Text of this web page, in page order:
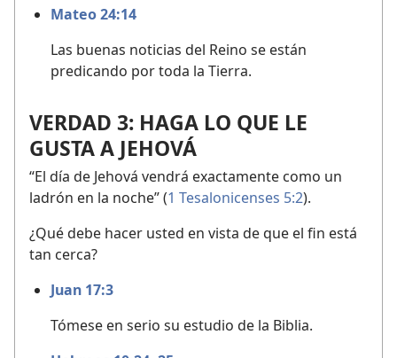
Mateo 24:14
Las buenas noticias del Reino se están
predicando por toda la Tierra.
VERDAD 3: HAGA LO QUE LE
GUSTA A JEHOVÁ
“El día de Jehová vendrá exactamente como un
ladrón en la noche” (1 Tesalonicenses 5:2).
¿Qué debe hacer usted en vista de que el fin está
tan cerca?
Juan 17:3
Tómese en serio su estudio de la Biblia.